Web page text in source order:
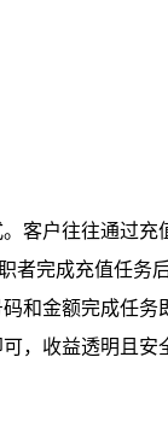
客户往往通过
完成充值任务
和金额完成任
，收益透明且安